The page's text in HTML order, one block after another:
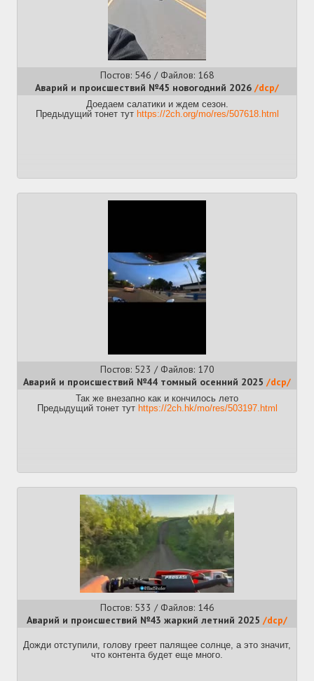
Постов: 546 / Файлов: 168
Аварий и происшествий №45 новогодний 2026 /dcp/
Доедаем салатики и ждем сезон.
Предыдущий тонет тут https://2ch.org/mo/res/507618.html
Постов: 523 / Файлов: 170
Аварий и происшествий №44 томный осенний 2025 /dcp/
Так же внезапно как и кончилось лето
Предыдущий тонет тут https://2ch.hk/mo/res/503197.html
Постов: 533 / Файлов: 146
Аварий и происшествий №43 жаркий летний 2025 /dcp/
Дожди отступили, голову греет палящее солнце, а это значит,
что контента будет еще много.